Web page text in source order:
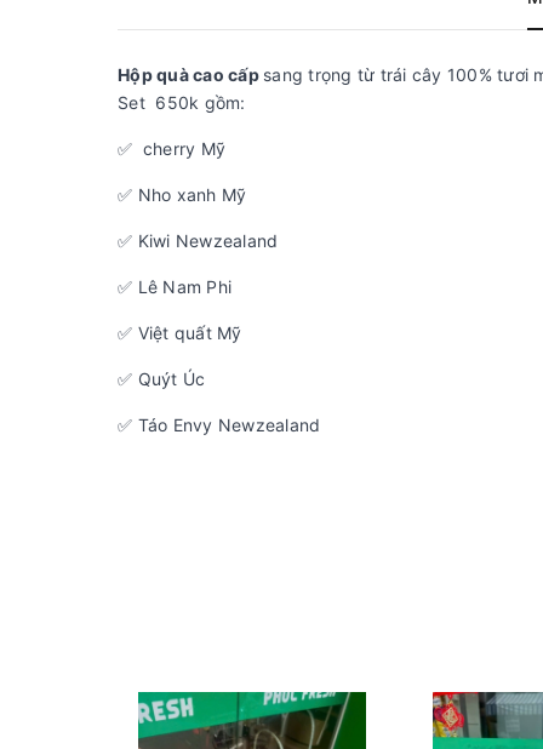
Hộp quà cao cấp sang trọng từ trái cây 100% tươi
Set 650k gồm:
✅ cherry Mỹ
✅ Nho xanh Mỹ
✅ Kiwi Newzealand
✅ Lê Nam Phi
✅ Việt quất Mỹ
✅ Quýt Úc
✅ Táo Envy Newzealand